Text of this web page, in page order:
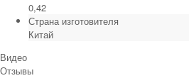
0,42
Страна изготовителя
Китай
Видео
Отзывы